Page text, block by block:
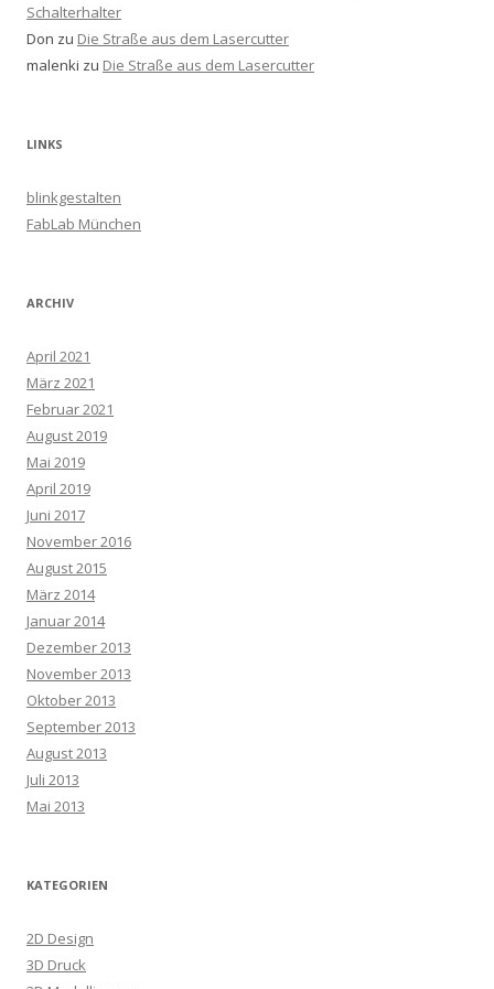
Schalterhalter
Don zu Die Straße aus dem Lasercutter
malenki zu Die Straße aus dem Lasercutter
LINKS
blinkgestalten
FabLab München
ARCHIV
April 2021
März 2021
Februar 2021
August 2019
Mai 2019
April 2019
Juni 2017
November 2016
August 2015
März 2014
Januar 2014
Dezember 2013
November 2013
Oktober 2013
September 2013
August 2013
Juli 2013
Mai 2013
KATEGORIEN
2D Design
3D Druck